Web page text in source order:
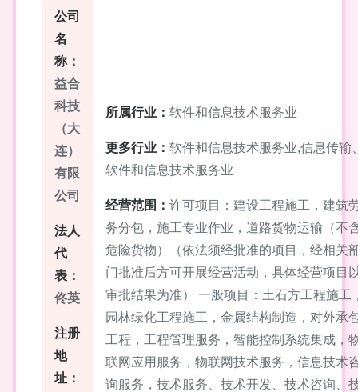
公司
名
称：
益合
科技
（大
连）
有限
公司
法人
代
表：
佟英
注册
地
址：
所属行业： 软件和信息技术服务业
更多行业： 软件和信息技术服务业,信息传输
软件和信息技术服务业
经营范围： 许可项目：建设工程施工，建筑
务分包，施工专业作业，道路货物运输（不
危险货物）（依法须经批准的项目，经相关
门批准后方可开展经营活动，具体经营项目
审批结果为准） 一般项目：土石方工程施工
园林绿化工程施工，金属结构制造，对外承
工程，工程管理服务，智能控制系统集成，
联网应用服务，物联网技术服务，信息技术
询服务，技术服务、技术开发、技术咨询、